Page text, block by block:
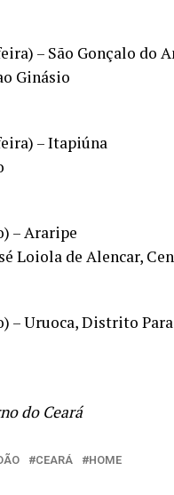
– São Gonçalo do
Ginásio
– Itapiúna
– Araripe
Loiola de Alencar,
– Uruoca, Distrito
do Ceará
CEARÁ HOME